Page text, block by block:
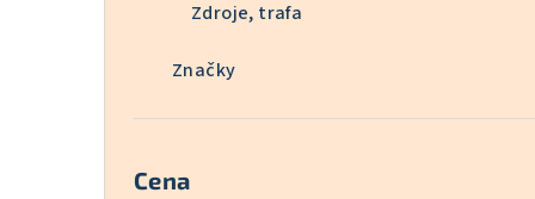
Zdroje, trafa
Značky
Cena